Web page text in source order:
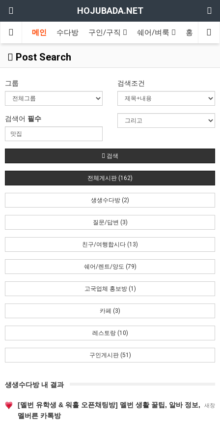
HOJUBADA.NET
메인 수다방 구인/구직 쉐어/벼룩 홍보방
Post Search
그룹 검색조건
검색어 필수
검색
전체게시판 (162)
생생수다방 (2)
질문/답변 (3)
친구/여행합시다 (13)
쉐어/렌트/양도 (79)
고국업체 홍보방 (1)
카페 (3)
레스토랑 (10)
구인게시판 (51)
생생수다방 내 결과
새창
[멜번 유학생 & 워홀 오픈채팅방] 멜번 생활 꿀팁, 알바 정보,
멜버른 카톡방